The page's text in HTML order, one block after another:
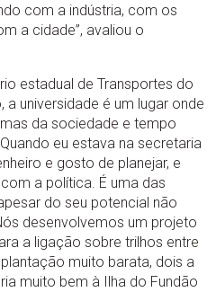
com a indústria, com os
a cidade”, avaliou o
estadual de Transportes do
a universidade é um lugar onde
da sociedade e tempo
eu estava na secretaria
e gosto de planejar, e
a política. É uma das
do seu potencial não
desenvolvemos um projeto
a ligação sobre trilhos entre
muito barata, dois a
muito bem à Ilha do Fundão